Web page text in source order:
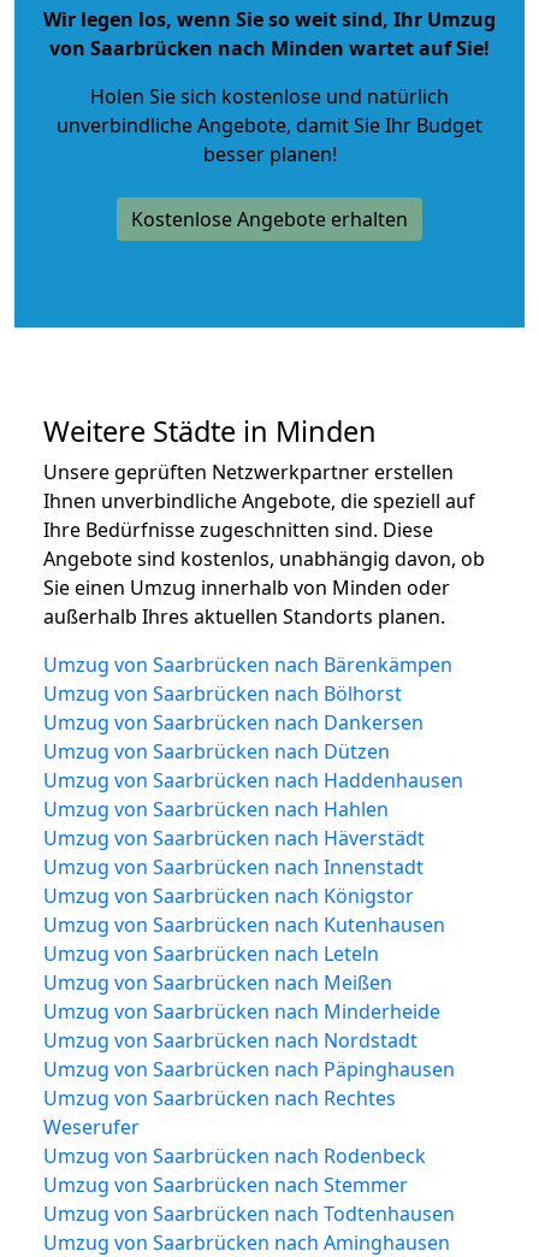
Wir legen los, wenn Sie so weit sind, Ihr Umzug
von Saarbrücken nach Minden wartet auf Sie!
Holen Sie sich kostenlose und natürlich
unverbindliche Angebote, damit Sie Ihr Budget
besser planen!
Kostenlose Angebote erhalten
Weitere Städte in Minden
Unsere geprüften Netzwerkpartner erstellen
Ihnen unverbindliche Angebote, die speziell auf
Ihre Bedürfnisse zugeschnitten sind. Diese
Angebote sind kostenlos, unabhängig davon, ob
Sie einen Umzug innerhalb von Minden oder
außerhalb Ihres aktuellen Standorts planen.
Umzug von Saarbrücken nach Bärenkämpen
Umzug von Saarbrücken nach Bölhorst
Umzug von Saarbrücken nach Dankersen
Umzug von Saarbrücken nach Dützen
Umzug von Saarbrücken nach Haddenhausen
Umzug von Saarbrücken nach Hahlen
Umzug von Saarbrücken nach Häverstädt
Umzug von Saarbrücken nach Innenstadt
Umzug von Saarbrücken nach Königstor
Umzug von Saarbrücken nach Kutenhausen
Umzug von Saarbrücken nach Leteln
Umzug von Saarbrücken nach Meißen
Umzug von Saarbrücken nach Minderheide
Umzug von Saarbrücken nach Nordstadt
Umzug von Saarbrücken nach Päpinghausen
Umzug von Saarbrücken nach Rechtes
Weserufer
Umzug von Saarbrücken nach Rodenbeck
Umzug von Saarbrücken nach Stemmer
Umzug von Saarbrücken nach Todtenhausen
Umzug von Saarbrücken nach Aminghausen